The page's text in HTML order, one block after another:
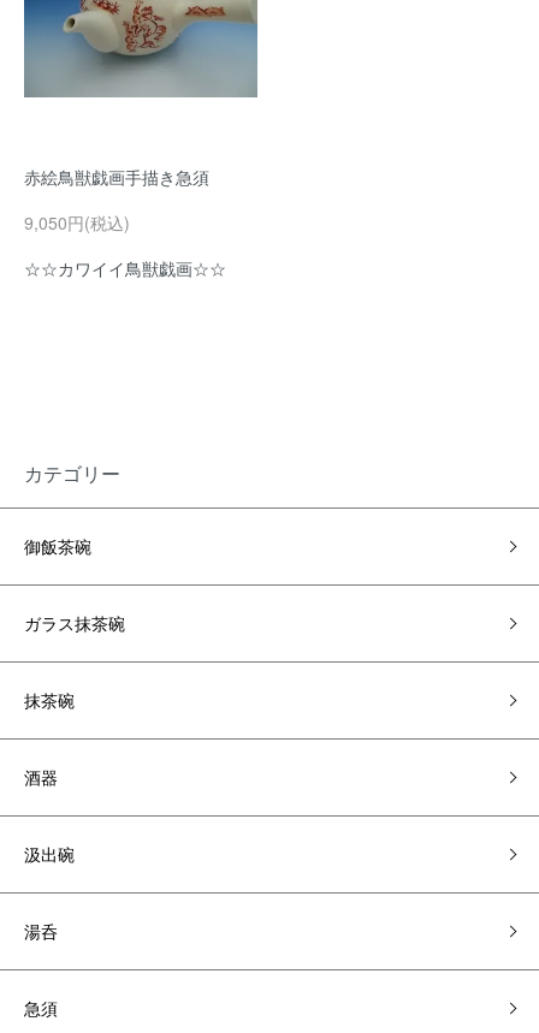
赤絵鳥獣戯画手描き急須
9,050円(税込)
☆☆カワイイ鳥獣戯画☆☆
カテゴリー
御飯茶碗
ガラス抹茶碗
抹茶碗
酒器
汲出碗
湯呑
急須